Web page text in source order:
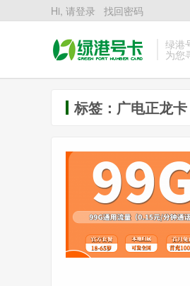
Hi, 请登录 找回密码
绿港
为您
标签：广电正龙卡